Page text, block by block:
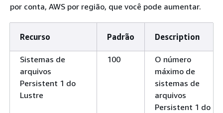
por conta, AWS por região, que você pode aumentar.
Recurso Padrão Description
Sistemas de
arquivos
Persistent 1 do
Lustre
100
O número
máximo de
sistemas de
arquivos
Persistent 1 do